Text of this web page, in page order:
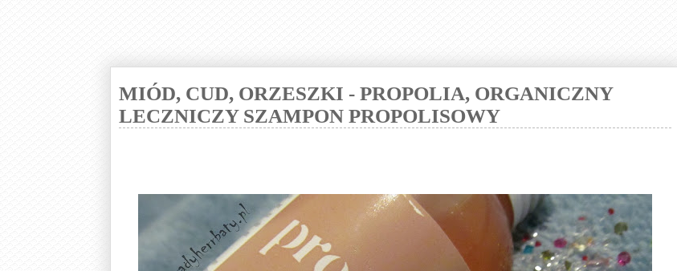
MIÓD, CUD, ORZESZKI - PROPOLIA, ORGANICZNY
LECZNICZY SZAMPON PROPOLISOWY